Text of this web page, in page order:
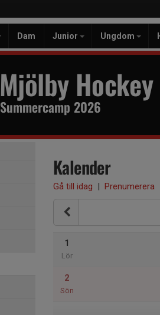
Dam Junior Ungdom
Mjölby Hockey
Summercamp 2026
Kalender
Gå till idag | Prenumerera
1
Lör
2
Sön